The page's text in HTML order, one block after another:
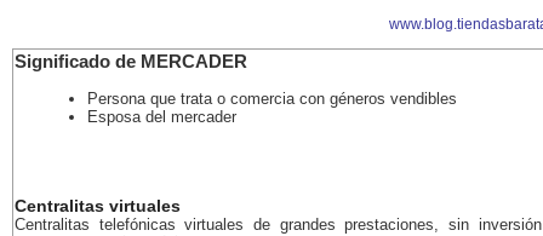
Significado de MERCADER
Persona que trata o comercia con géneros vendibles
Esposa del mercader
Centralitas virtuales
Centralitas telefónicas virtuales de grandes prestaciones, sin